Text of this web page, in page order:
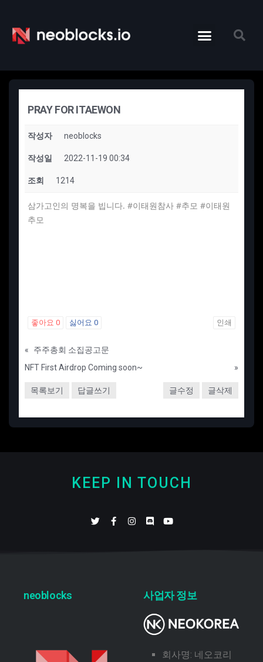
PRAY FOR ITAEWON
작성자 neoblocks
작성일 2022-11-19 00:34
조회 1214
삼가고인의 명복을 빕니다. #이태원참사 #추모 #이태원
추모
좋아요 0 싫어요 0 인쇄
«
주주총회 소집공고문
NFT First Airdrop Coming soon~
»
목록보기 답글쓰기 글수정 글삭제
KEEP IN TOUCH
neoblocks 사업자 정보
회사명: 네오코리